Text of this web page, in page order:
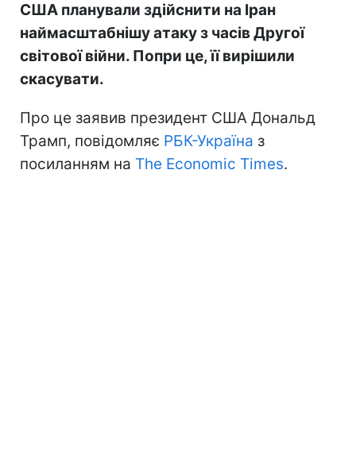
США планували здійснити на Іран
наймасштабнішу атаку з часів Другої
світової війни. Попри це, її вирішили
скасувати.
Про це заявив президент США Дональд
Трамп, повідомляє РБК-Україна з
посиланням на The Economic Times.